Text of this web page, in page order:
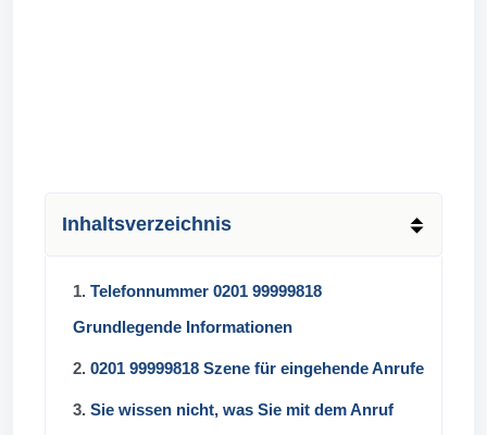
Inhaltsverzeichnis
1. Telefonnummer 0201 99999818
Grundlegende Informationen
2. 0201 99999818 Szene für eingehende Anrufe
3. Sie wissen nicht, was Sie mit dem Anruf